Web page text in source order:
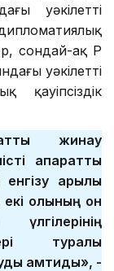
уәкілетті
сондай-ақ ҚР
уәкілетті
қауіпсіздік
жинау
ақпараттық
арқылы
қолының он
туралы
қамтиды», -